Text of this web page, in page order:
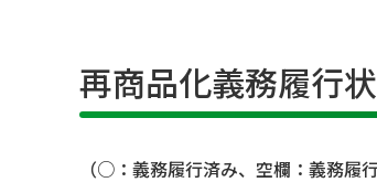
再商品化義務履行
（○：義務履行済み、空欄：義務履行